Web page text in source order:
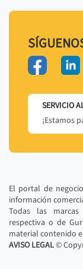
SERVICIO
¡Estamos
El portal de
información
Todas las
respectiva o de
material contenido
AVISO LEGAL©